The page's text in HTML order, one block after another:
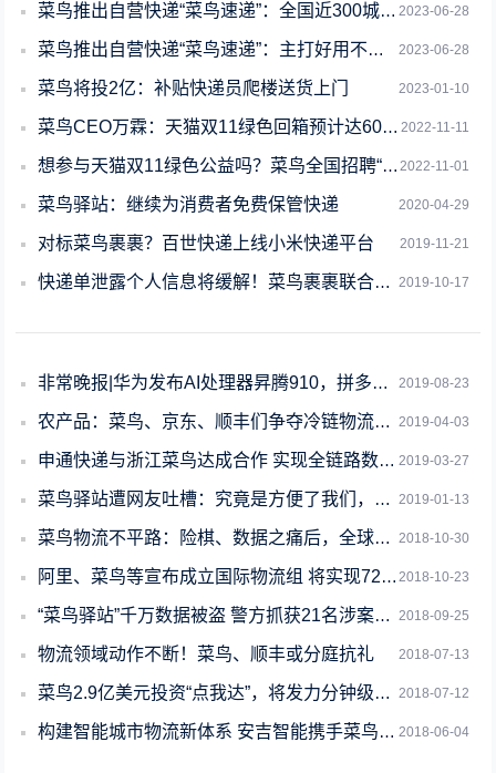
2023-06-28
菜鸟推出自营快递“菜鸟速递”：全国近300城承诺送货上门 不上必赔
2023-06-28
菜鸟推出自营快递“菜鸟速递”：主打好用不贵 最快半日达
2023-01-10
菜鸟将投2亿：补贴快递员爬楼送货上门
2022-11-11
菜鸟CEO万霖：天猫双11绿色回箱预计达600万个，半程回箱量逼近去年全程
2022-11-01
想参与天猫双11绿色公益吗？菜鸟全国招聘“纸箱换蛋劝导师”
2020-04-29
菜鸟驿站：继续为消费者免费保管快递
2019-11-21
对标菜鸟裹裹？百世快递上线小米快递平台
2019-10-17
快递单泄露个人信息将缓解！菜鸟裹裹联合闲鱼上线“隐私寄”
2019-08-23
非常晚报|华为发布AI处理器昇腾910，拼多多欲打造物流信息平台对标菜鸟
2019-04-03
农产品：菜鸟、京东、顺丰们争夺冷链物流的新战场？
2019-03-27
申通快递与浙江菜鸟达成合作 实现全链路数字化升级
2019-01-13
菜鸟驿站遭网友吐槽：究竟是方便了我们，还是方便了快递员？
2018-10-30
菜鸟物流不平路：险棋、数据之痛后，全球化也面临新挑战？
2018-10-23
阿里、菜鸟等宣布成立国际物流组 将实现72小时全球必达目标
2018-09-25
“菜鸟驿站”千万数据被盗 警方抓获21名涉案嫌疑人
2018-07-13
物流领域动作不断！菜鸟、顺丰或分庭抗礼
2018-07-12
菜鸟2.9亿美元投资“点我达”，将发力分钟级配送
2018-06-04
构建智能城市物流新体系 安吉智能携手菜鸟展示智慧物流解决方案